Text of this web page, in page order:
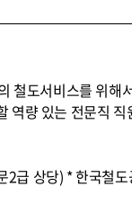
철도서비스를 위해
역량 있는 전문직 직
2급 상당) * 한국철